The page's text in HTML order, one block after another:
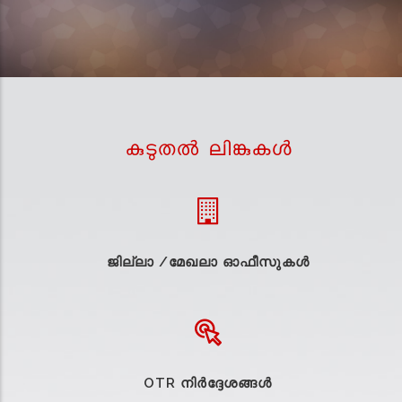
കുടുതല്‍ ലിങ്കുകള്‍
ജില്ലാ /മേഖലാ ഓഫീസുകള്‍
OTR നിർദ്ദേശങ്ങൾ